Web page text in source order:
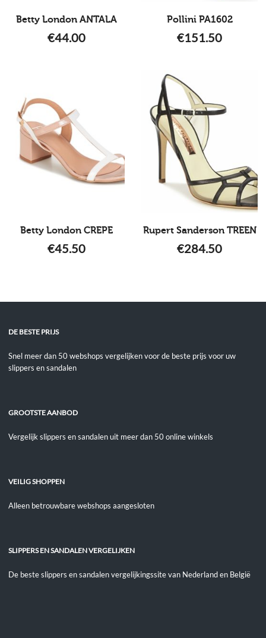
Betty London ANTALA
€44.00
Pollini PA1602
€151.50
Betty London CREPE
€45.50
Rupert Sanderson TREEN
€284.50
DE BESTE PRIJS
Snel meer dan 50 webshops vergelijken voor de beste prijs voor uw
slippers en sandalen
GROOTSTE AANBOD
Vergelijk slippers en sandalen uit meer dan 50 online winkels
VEILIG SHOPPEN
Alleen betrouwbare webshops aangesloten
SLIPPERS EN SANDALEN VERGELIJKEN
De beste slippers en sandalen vergelijkingssite van Nederland en België